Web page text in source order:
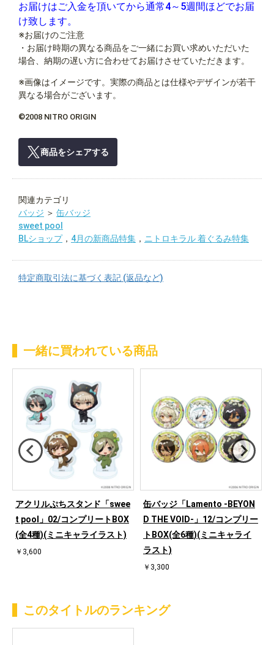
お届けはご入金を頂いてから通常4～5週間ほどでお届
け致します。
※お届けのご注意
・お届け時期の異なる商品をご一緒にお買い求めいただいた
場合、納期の遅い方に合わせてお届けさせていただきます。
※画像はイメージです。実際の商品とは仕様やデザインが若干
異なる場合がございます。
©2008 NITRO ORIGIN
商品をシェアする
関連カテゴリ
バッジ ＞ 缶バッジ
sweet pool
BLショップ， 4月の新商品特集 ， ニトロキラル 着ぐるみ特集
特定商取引法に基づく表記 (返品など)
一緒に買われている商品
アクリルぷちスタンド「swee
t pool」02/コンプリートBOX
(全4種)(ミニキャライラスト)
￥3,600
缶バッジ「Lamento -BEYON
D THE VOID-」12/コンプリー
トBOX(全6種)(ミニキャライ
ラスト)
￥3,300
このタイトルのランキング